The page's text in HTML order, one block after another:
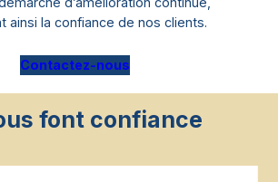
ainsi la confiance de nos clients.
Contactez-nous
font confiance